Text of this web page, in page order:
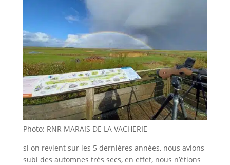
Photo: RNR MARAIS DE LA VACHERIE
si on revient sur les 5 dernières années, nous avions
subi des automnes très secs, en effet, nous n’étions